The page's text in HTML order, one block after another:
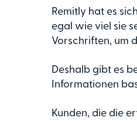
Remitly hat es
egal wie viel sie
Vorschriften, um
Deshalb gibt es
Informationen
Kunden, die die